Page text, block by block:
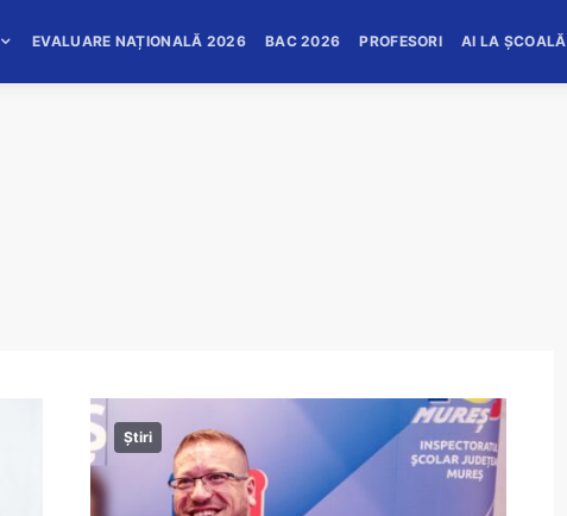
EVALUARE NAȚIONALĂ 2026 BAC 2026 PROFESORI AI LA ȘCOALĂ
Știri